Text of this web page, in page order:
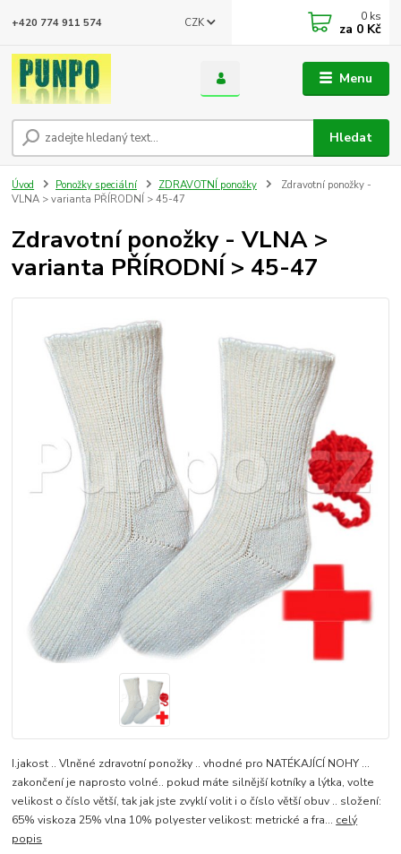
Menu
CZK
Hledat
+420 774 911 574 0 ks
za 0 Kč
Úvod Ponožky speciální ZDRAVOTNÍ ponožky
Zdravotní ponožky -
VLNA > varianta PŘÍRODNÍ > 45-47
Zdravotní ponožky - VLNA >
varianta PŘÍRODNÍ > 45-47
I.jakost .. Vlněné zdravotní ponožky .. vhodné pro NATÉKAJÍCÍ NOHY ...
zakončení je naprosto volné.. pokud máte silnější kotníky a lýtka, volte
velikost o číslo větší, tak jak jste zvyklí volit i o číslo větší obuv .. složení:
65% viskoza 25% vlna 10% polyester velikost: metrické a fra... celý
popis